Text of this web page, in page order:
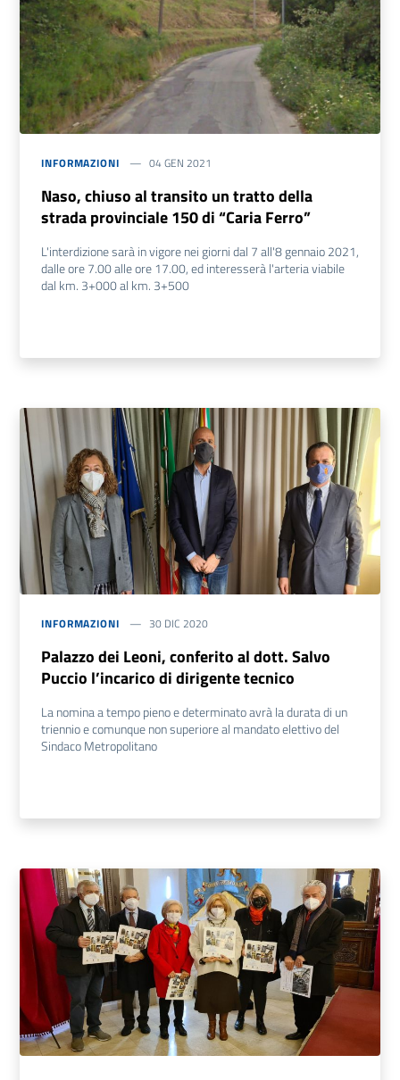
INFORMAZIONI 04 GEN 2021
Naso, chiuso al transito un tratto della
strada provinciale 150 di “Caria Ferro”
L'interdizione sarà in vigore nei giorni dal 7 all'8 gennaio 2021,
dalle ore 7.00 alle ore 17.00, ed interesserà l'arteria viabile
dal km. 3+000 al km. 3+500
INFORMAZIONI 30 DIC 2020
Palazzo dei Leoni, conferito al dott. Salvo
Puccio l’incarico di dirigente tecnico
La nomina a tempo pieno e determinato avrà la durata di un
triennio e comunque non superiore al mandato elettivo del
Sindaco Metropolitano